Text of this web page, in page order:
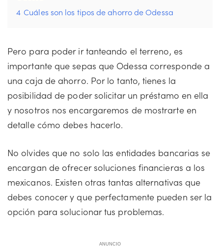
4 Cuáles son los tipos de ahorro de Odessa
Pero para poder ir tanteando el terreno, es
importante que sepas que Odessa corresponde a
una caja de ahorro. Por lo tanto, tienes la
posibilidad de poder solicitar un préstamo en ella
y nosotros nos encargaremos de mostrarte en
detalle cómo debes hacerlo.
No olvides que no solo las entidades bancarias se
encargan de ofrecer soluciones financieras a los
mexicanos. Existen otras tantas alternativas que
debes conocer y que perfectamente pueden ser la
opción para solucionar tus problemas.
ANUNCIO